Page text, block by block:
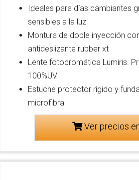
Ideales para días cambiantes
sensibles a la luz
Montura de doble inyección
antideslizante rubber xt
Lente fotocromática Lumiris.
100%UV
Estuche protector rígido y
microfibra
Ver precios